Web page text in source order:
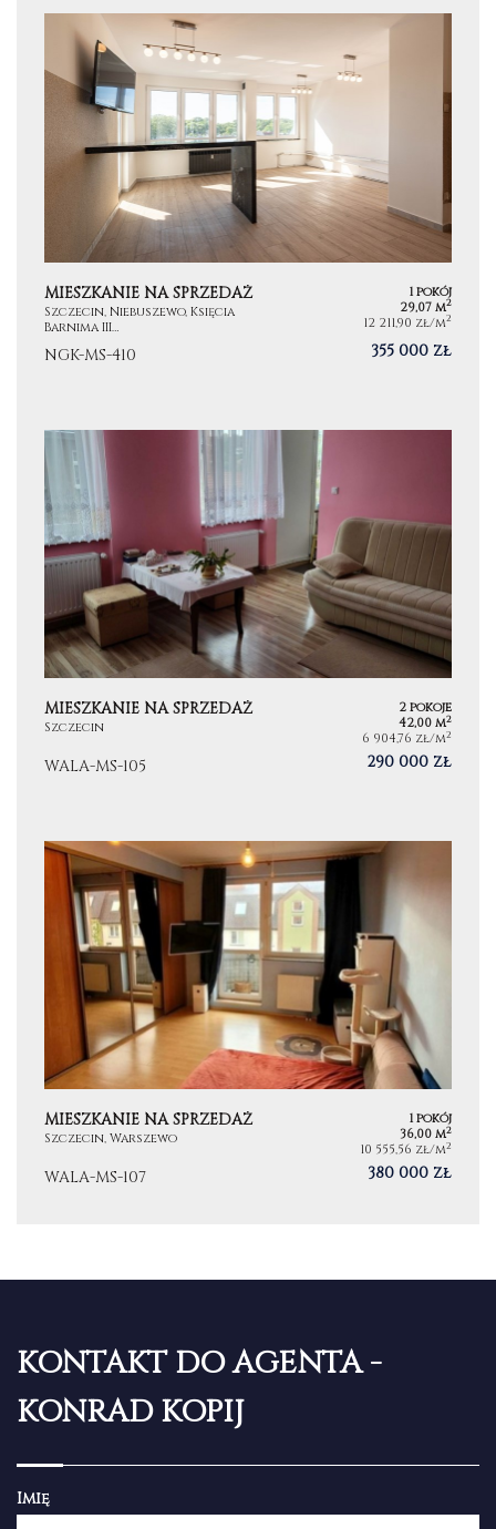
MIESZKANIE NA SPRZEDAŻ
Szczecin, Niebuszewo, Księcia
Barnima III…
1 pokój
29,07 m2
12 211,90 zł/m2
NGK-MS-410 355 000 zł
MIESZKANIE NA SPRZEDAŻ
Szczecin
2 pokoje
42,00 m2
6 904,76 zł/m2
WALA-MS-105 290 000 zł
MIESZKANIE NA SPRZEDAŻ
Szczecin, Warszewo
1 pokój
36,00 m2
10 555,56 zł/m2
WALA-MS-107 380 000 zł
KONTAKT DO AGENTA -
KONRAD KOPIJ
Imię